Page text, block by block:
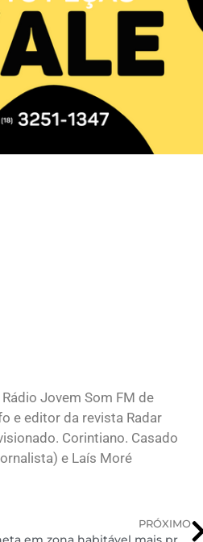
Jovem Som FM de
e editor da revista Radar
Corintiano. Casado
e Laís Moré
PRÓXIMO